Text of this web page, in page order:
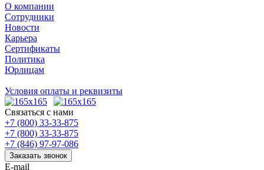
О компании
Сотрудники
Новости
Карьера
Сертификаты
Политика
Юрлицам
Условия оплаты и реквизиты
Связаться с нами
+7 (800) 33-33-875
+7 (800) 33-33-875
+7 (846) 97-97-086
Заказать звонок
E-mail